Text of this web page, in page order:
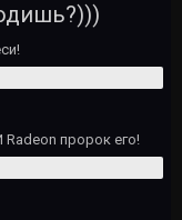
пророк его!